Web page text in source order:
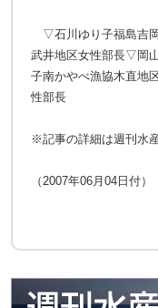
▽石川ゆり子福島吉
武井地区女性部長▽岡
子南かやべ漁協木直地
性部長
※記事の詳細は週刊水
（2007年06月04日付）